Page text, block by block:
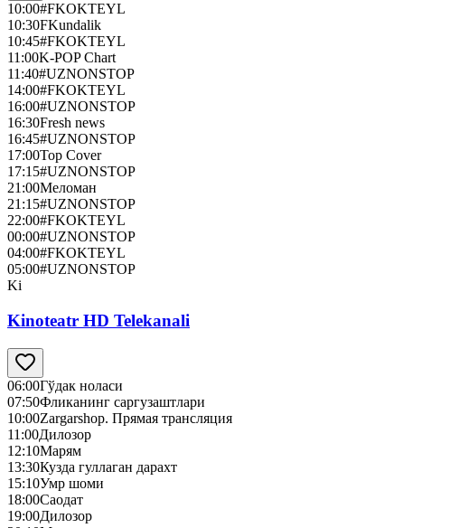
10:00#FKOKTEYL
10:30FKundalik
10:45#FKOKTEYL
11:00K-POP Chart
11:40#UZNONSTOP
14:00#FKOKTEYL
16:00#UZNONSTOP
16:30Fresh news
16:45#UZNONSTOP
17:00Top Cover
17:15#UZNONSTOP
21:00Меломан
21:15#UZNONSTOP
22:00#FKOKTEYL
00:00#UZNONSTOP
04:00#FKOKTEYL
05:00#UZNONSTOP
Ki
Kinoteatr HD Telekanali
06:00Гўдак ноласи
07:50Фликанинг саргузаштлари
10:00Zargarshop. Прямая трансляция
11:00Дилозор
12:10Марям
13:30Кузда гуллаган дарахт
15:10Умр шоми
18:00Саодат
19:00Дилозор